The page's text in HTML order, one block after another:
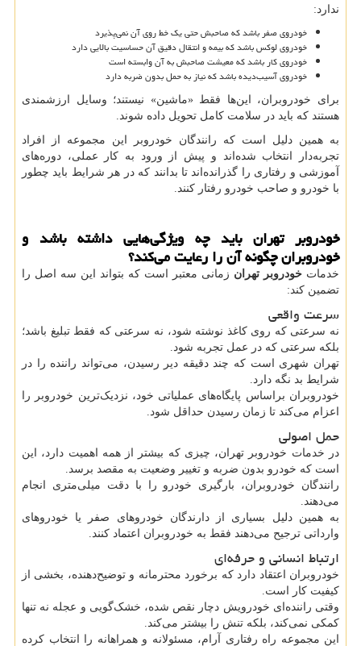
ندارد:
خودروی صفر باشد که صاحبش حتی یک خط روی آن نمی‌پذیرد
خودروی لوکس باشد که بیمه و انتقال دقیق آن حساسیت بالایی دارد
خودروی کار باشد که معیشت صاحبش به آن وابسته است
خودروی آسیب‌دیده باشد که نیاز به حمل بدون ضربه دارد
برای خودروبران، این‌ها فقط «ماشین» نیستند؛ وسایل ارزشمندی
هستند که باید در سلامت کامل تحویل داده شوند.
به همین دلیل است که رانندگان خودروبر این مجموعه از افراد
تجربه‌دار انتخاب شده‌اند و پیش از ورود به کار عملی، دوره‌های
آموزشی و رفتاری را گذرانده‌اند تا بدانند که در هر شرایط باید چطور
با خودرو و صاحب خودرو رفتار کنند.
خودروبر تهران باید چه ویژگی‌هایی داشته باشد و
خودروبران چگونه آن را رعایت می‌کند؟
خدمات خودروبر تهران زمانی معتبر است که بتواند این سه اصل را
تضمین کند:
سرعت واقعی
نه سرعتی که روی کاغذ نوشته شود، نه سرعتی که فقط تبلیغ باشد؛
بلکه سرعتی که در عمل تجربه شود.
تهران شهری است که چند دقیقه دیر رسیدن، می‌تواند راننده را در
شرایط بد نگه دارد.
خودروبران براساس پایگاه‌های عملیاتی خود، نزدیک‌ترین خودروبر را
اعزام می‌کند تا زمان رسیدن حداقل شود.
حمل اصولی
در خدمات خودروبر تهران، چیزی که بیشتر از همه اهمیت دارد، این
است که خودرو بدون ضربه و تغییر وضعیت به مقصد برسد.
رانندگان خودروبران، بارگیری خودرو را با دقت میلی‌متری انجام
می‌دهند.
به همین دلیل بسیاری از دارندگان خودروهای صفر یا خودروهای
وارداتی ترجیح می‌دهند فقط به خودروبران اعتماد کنند.
ارتباط انسانی و حرفه‌ای
خودروبران اعتقاد دارد که برخورد محترمانه و توضیح‌دهنده، بخشی از
کیفیت کار است.
وقتی راننده‌ای خودرویش دچار نقص شده، خشک‌گویی و عجله نه تنها
کمکی نمی‌کند، بلکه تنش را بیشتر می‌کند.
این مجموعه راه رفتاری آرام، مسئولانه و همراهانه را انتخاب کرده